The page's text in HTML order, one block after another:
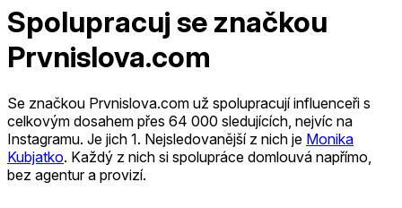
Spolupracuj se značkou
Prvnislova.com
Se značkou Prvnislova.com už spolupracují influenceři s
celkovým dosahem přes 64 000 sledujících, nejvíc na
Instagramu. Je jich 1. Nejsledovanější z nich je Monika
Kubjatko. Každý z nich si spolupráce domlouvá napřímo,
bez agentur a provizí.